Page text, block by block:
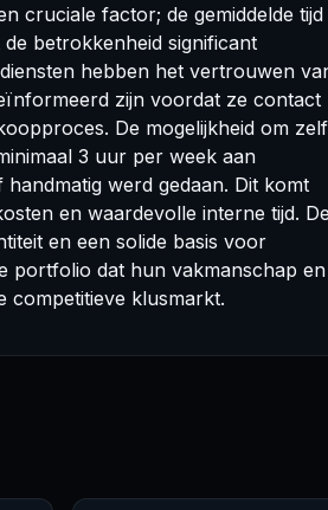
cruciale factor; de gemiddelde tijd
betrokkenheid significant
hebben het vertrouwen
zijn voordat ze contact
De mogelijkheid om zelf
3 uur per week aan
werd gedaan. Dit komt
en waardevolle interne tijd.
en een solide basis voor
portfolio dat hun vakmanschap en
competitieve klusmarkt.